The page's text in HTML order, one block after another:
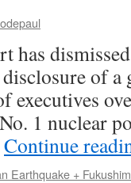
of a
executives
1 nuclear
Continue
Earthquake +